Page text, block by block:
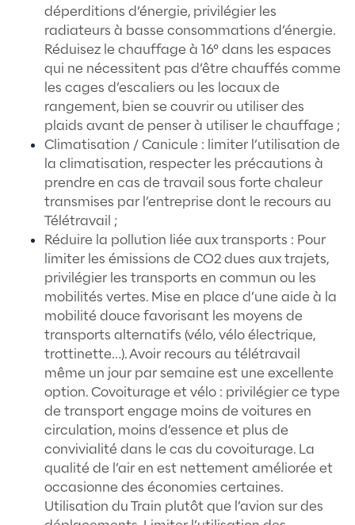
celles-ci et les axes de progrès ;
La définition d’un objectif global de
de notre impact environnemental
actions déterminées, une vigilance
des perspectives ambitieuses,
atteignables, délimité dans le temps,
qu’un engagement unanime de
Le détail des actions à mettre en
atteindre ledit objectif. Ces
être facilement compréhensibles et
réalisables par tous ;
L’actualisation régulière de la Charte
conclusions des bilans d’activité
permettant de repérer les réussites
points d’amélioration. En effet, dans
optique d’amélioration continue,
ajustements ou étapes
peuvent être mis en place pour
bonne avancée du projet.
Notre activité
La mission de Meent en tant que cabinet